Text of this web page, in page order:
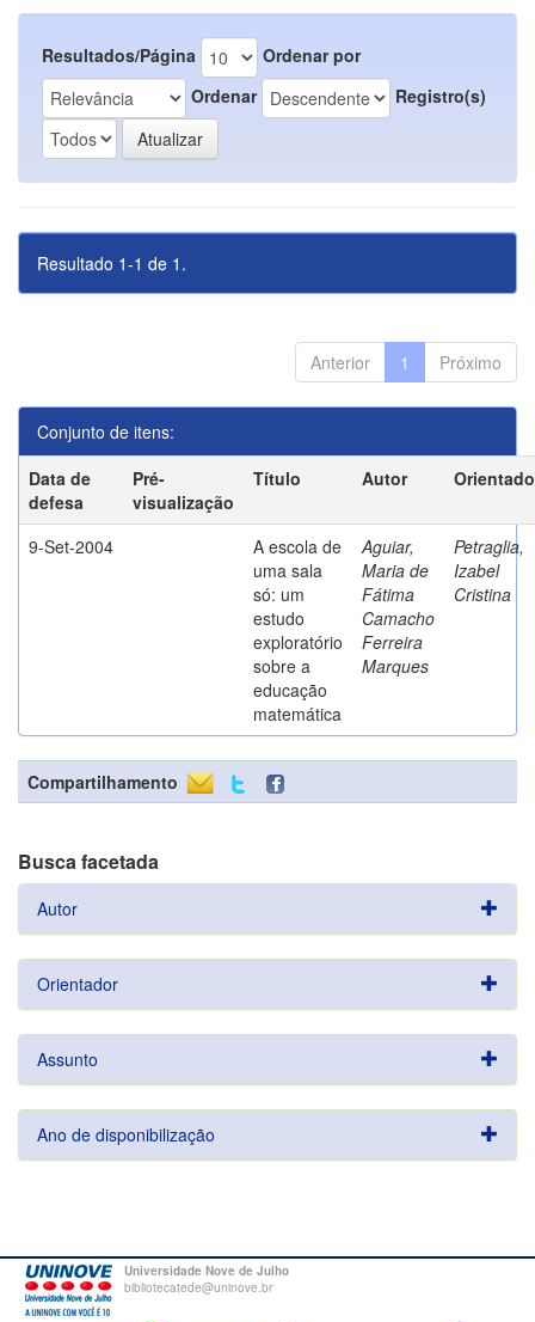
Resultados/Página
Ordenar por
Ordenar
Registro(s)
Resultado 1-1 de 1.
Anterior 1 Próximo
Conjunto de itens:
Data de
defesa
Pré-
visualização
Título Autor
9-Set-2004
A escola de
uma sala
só: um
estudo
exploratório
sobre a
educação
matemática
Aguiar,
Maria de
Fátima
Camacho
Ferreira
Marques
Petraglia,
Izabel
Cristina
Compartilhamento
Busca facetada
Autor
Orientador
Assunto
Ano de disponibilização
Universidade Nove de Julho
bibliotecatede@uninove.br